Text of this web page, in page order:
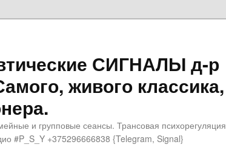
СИГНАЛЫ д-р
живого классика,
и групповые сеансы. Трансовая психорегуляция
#P_S_Y +375296666838 {Telegram, Signal}